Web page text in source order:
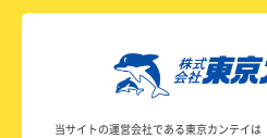
当サイトの運営会社である東京カンテイは